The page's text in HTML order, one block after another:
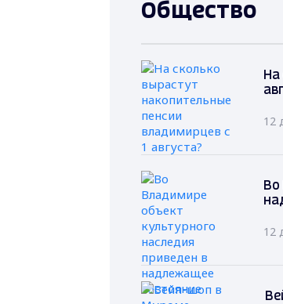
Общество
На
12
Во
12